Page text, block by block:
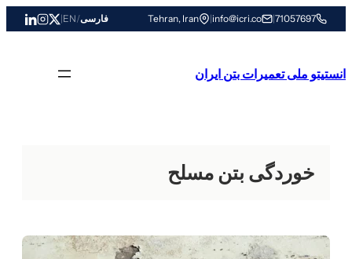
به
71057697
|
info@icri.co
|
Tehran, Iran فارسی/
EN
|
انستیتو ملی تعمیرات بتن ایران
خوردگی بتن مسلح